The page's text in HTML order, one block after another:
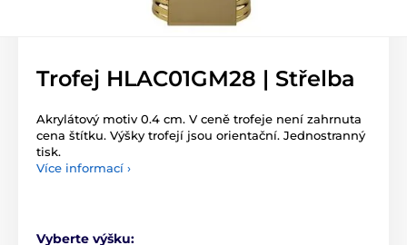
Trofej HLAC01GM28 | Střelba
Akrylátový motiv 0.4 cm. V ceně trofeje není zahrnuta
cena štítku. Výšky trofejí jsou orientační. Jednostranný
tisk.
Více informací ›
Vyberte výšku: